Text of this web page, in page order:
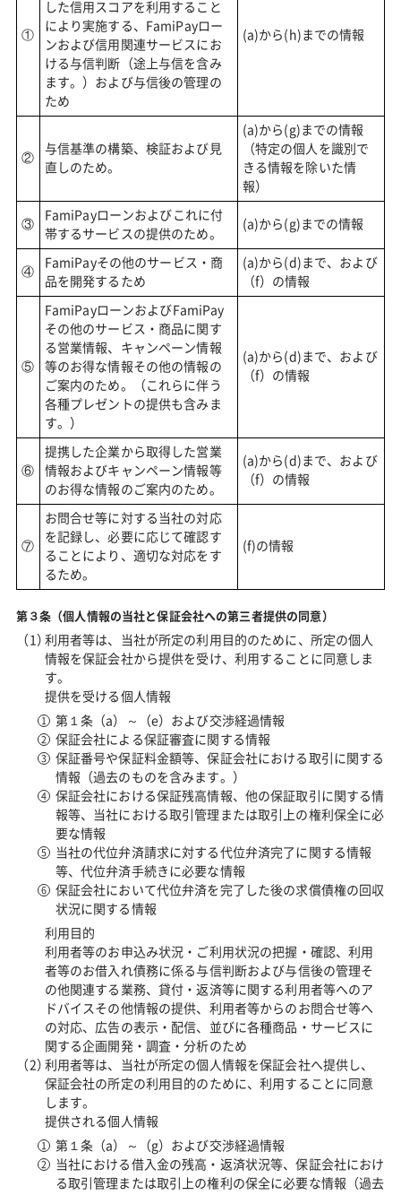
①
した信用スコアを利用すること
により実施する、FamiPayロー
ンおよび信用関連サービスにお
ける与信判断（途上与信を含み
ます。）および与信後の管理の
ため
(a)から(h)までの情報
②
与信基準の構築、検証および見
直しのため。
(a)から(g)までの情報
（特定の個人を識別で
きる情報を除いた情
報）
③
FamiPayローンおよびこれに付
帯するサービスの提供のため。
(a)から(g)までの情報
④
FamiPayその他のサービス・商
品を開発するため
(a)から(d)まで、および
（f）の情報
⑤
FamiPayローンおよびFamiPay
その他のサービス・商品に関す
る営業情報、キャンペーン情報
等のお得な情報その他の情報の
ご案内のため。（これらに伴う
各種プレゼントの提供も含みま
す。）
(a)から(d)まで、および
（f）の情報
⑥
提携した企業から取得した営業
情報およびキャンペーン情報等
のお得な情報のご案内のため。
(a)から(d)まで、および
（f）の情報
⑦
お問合せ等に対する当社の対応
を記録し、必要に応じて確認す
ることにより、適切な対応をす
るため。
(f)の情報
第３条（個人情報の当社と保証会社への第三者提供の同意）
利用者等は、当社が所定の利用目的のために、所定の個人
情報を保証会社から提供を受け、利用することに同意しま
す。
提供を受ける個人情報
第１条（a）～（e）および交渉経過情報
保証会社による保証審査に関する情報
保証番号や保証料金額等、保証会社における取引に関する
情報（過去のものを含みます。）
保証会社における保証残高情報、他の保証取引に関する情
報等、当社における取引管理または取引上の権利保全に必
要な情報
当社の代位弁済請求に対する代位弁済完了に関する情報
等、代位弁済手続きに必要な情報
保証会社において代位弁済を完了した後の求償債権の回収
状況に関する情報
利用目的
利用者等のお申込み状況・ご利用状況の把握・確認、利用
者等のお借入れ債務に係る与信判断および与信後の管理そ
の他関連する業務、貸付・返済等に関する利用者等へのア
ドバイスその他情報の提供、利用者等からのお問合せ等へ
の対応、広告の表示・配信、並びに各種商品・サービスに
関する企画開発・調査・分析のため
利用者等は、当社が所定の個人情報を保証会社へ提供し、
保証会社の所定の利用目的のために、利用することに同意
します。
提供される個人情報
第１条（a）～（g）および交渉経過情報
当社における借入金の残高・返済状況等、保証会社におけ
る取引管理または取引上の権利の保全に必要な情報（過去